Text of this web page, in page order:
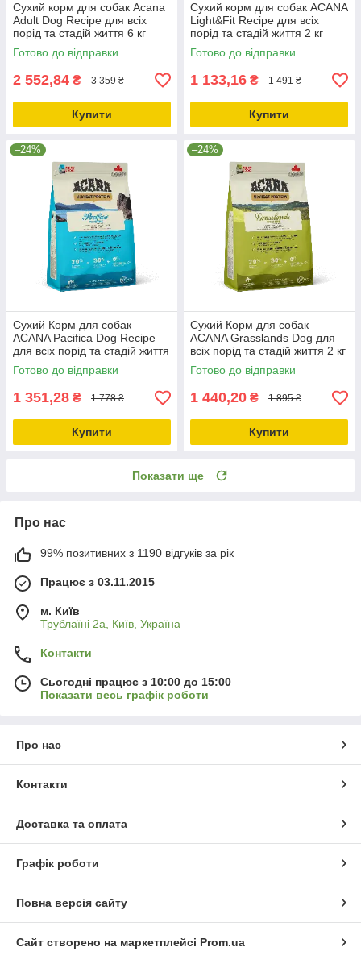
Сухий корм для собак Acana
Adult Dog Recipe для всіх
порід та стадій життя 6 кг
(a52560)
Готово до відправки
2 552,84 ₴ 3 359 ₴
Купити
Сухий корм для собак ACANA
Light&Fit Recipe для всіх
порід та стадій життя 2 кг
(a51220)
Готово до відправки
1 133,16 ₴ 1 491 ₴
Купити
–24%
Сухий Корм для собак
ACANA Pacifica Dog Recipe
для всіх порід та стадій життя
2 кг (a54120)
Готово до відправки
1 351,28 ₴ 1 778 ₴
Купити
–24%
Сухий Корм для собак
ACANA Grasslands Dog для
всіх порід та стадій життя 2 кг
(a54220)
Готово до відправки
1 440,20 ₴ 1 895 ₴
Купити
Показати ще
Про нас
99% позитивних з 1190 відгуків за рік
Працює з 03.11.2015
м. Київ
Трублаїні 2а, Київ, Україна
Контакти
Сьогодні працює з 10:00 до 15:00
Показати весь графік роботи
Про нас
Контакти
Доставка та оплата
Графік роботи
Повна версія сайту
Сайт створено на маркетплейсі Prom.ua